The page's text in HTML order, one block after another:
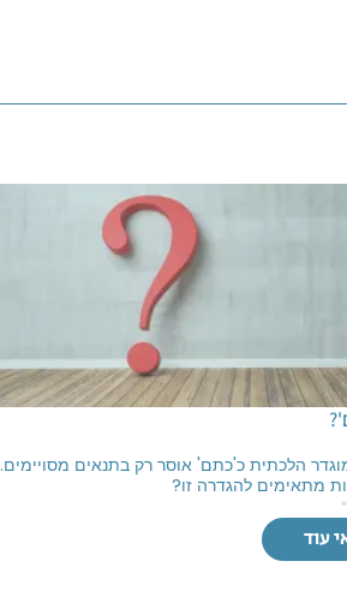
הלכתית כ'כתם' אוסר רק בתנאים מסויימים.
מתאימים להגדרה זו?
עוד